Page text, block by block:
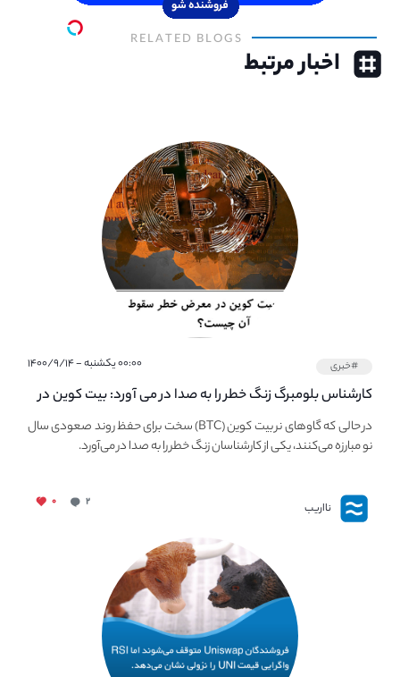
RELATED BLOGS
اخبار مرتبط
#خبری ۰۰:۰۰ یکشنبه - ۱۴۰۰/۹/۱۴
کارشناس بلومبرگ زنگ خطر را به صدا در می آورد: بیت کوین در
معرض خطر سقوط بزرگ است - دلیل آن چیست؟در حالی که گاوهای نر بیت کوین (BTC) سخت برای حفظ روند صعودی سال
نو مبارزه می‌کنند، یکی از کارشناسان زنگ خطر را به صدا در می‌آورد.
نااریب ۲ ۰